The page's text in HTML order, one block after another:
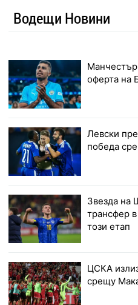
Водещи Новини
оферта на
Левски
победа
Звезда на
трансфер
този етап
ЦСКА
срещу